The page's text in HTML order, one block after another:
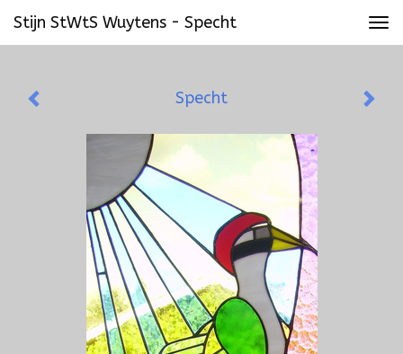
Stijn StWtS Wuytens - Specht
Specht